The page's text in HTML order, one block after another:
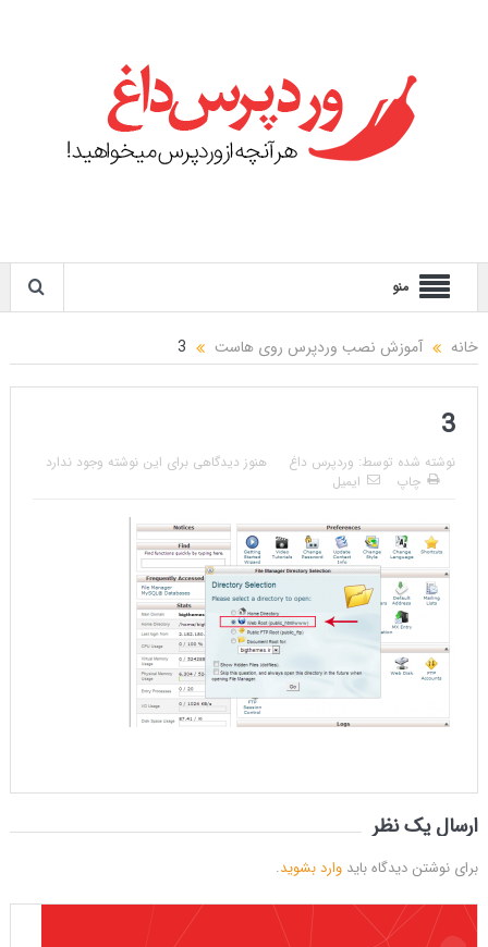
منو
خانه آموزش نصب وردپرس روی هاست 3
3
نوشته شده توسط: وردپرس داغ
هنوز دیدگاهی برای این نوشته وجود ندارد
چاپ
ایمیل
ارسال یک نظر
برای نوشتن دیدگاه باید وارد بشوید.